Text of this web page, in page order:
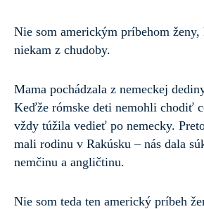
Nie som americkým príbehom ženy,
niekam z chudoby.
Mama pochádzala z nemeckej
Keďže rómske deti nemohli chodiť
vždy túžila vedieť po nemecky.
mali rodinu v Rakúsku – nás dala
nemčinu a angličtinu.
Nie som teda ten americký príbeh